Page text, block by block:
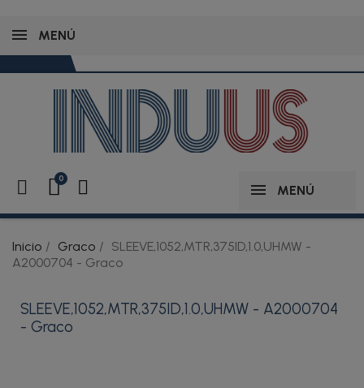
MENÚ
MENÚ
Inicio Graco
SLEEVE,1052,MTR,375ID,1.0,UHMW -
A2000704 - Graco
SLEEVE,1052,MTR,375ID,1.0,UHMW - A2000704
- Graco